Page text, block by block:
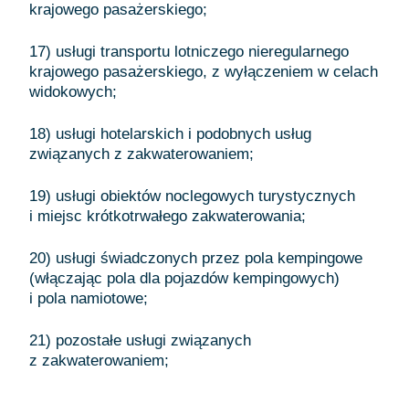
krajowego pasażerskiego;
17) usługi transportu lotniczego nieregularnego
krajowego pasażerskiego, z wyłączeniem w celach
widokowych;
18) usługi hotelarskich i podobnych usług
związanych z zakwaterowaniem;
19) usługi obiektów noclegowych turystycznych
i miejsc krótkotrwałego zakwaterowania;
20) usługi świadczonych przez pola kempingowe
(włączając pola dla pojazdów kempingowych)
i pola namiotowe;
21) pozostałe usługi związanych
z zakwaterowaniem;